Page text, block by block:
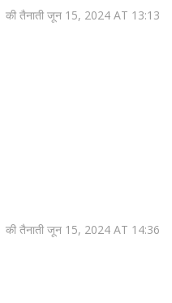
की तैनाती जून 15, 2024 AT 13:13
की तैनाती जून 15, 2024 AT 14:36